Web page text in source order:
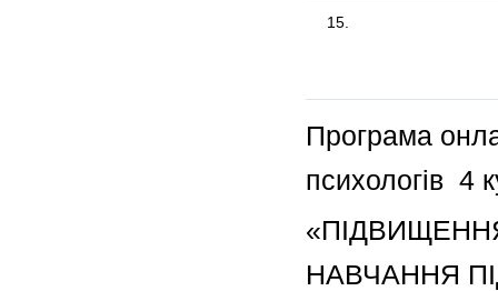
15.
Програма
психологів 4
НАВЧАННЯ